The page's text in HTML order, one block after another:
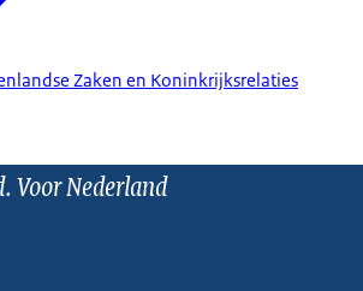
Zaken en Koninkrijksrelaties
Voor Nederland